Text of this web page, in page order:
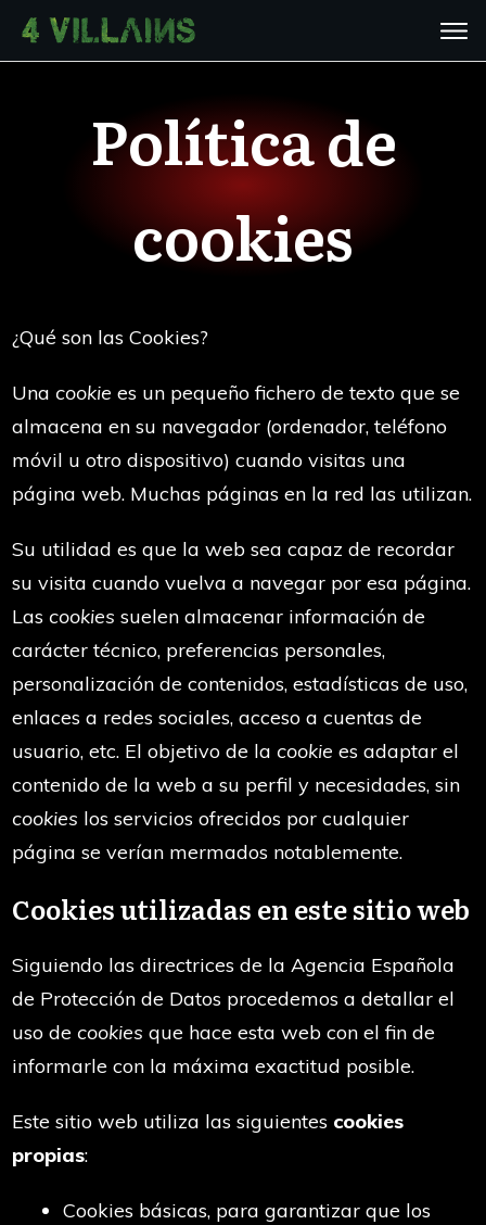
Política de
cookies
¿Qué son las Cookies?
Una cookie es un pequeño fichero de texto que se
almacena en su navegador (ordenador, teléfono
móvil u otro dispositivo) cuando visitas una
página web. Muchas páginas en la red las utilizan.
Su utilidad es que la web sea capaz de recordar
su visita cuando vuelva a navegar por esa página.
Las cookies suelen almacenar información de
carácter técnico, preferencias personales,
personalización de contenidos, estadísticas de uso,
enlaces a redes sociales, acceso a cuentas de
usuario, etc. El objetivo de la cookie es adaptar el
contenido de la web a su perfil y necesidades, sin
cookies los servicios ofrecidos por cualquier
página se verían mermados notablemente.
Cookies utilizadas en este sitio web
Siguiendo las directrices de la Agencia Española
de Protección de Datos procedemos a detallar el
uso de cookies que hace esta web con el fin de
informarle con la máxima exactitud posible.
Este sitio web utiliza las siguientes cookies
propias:
Cookies básicas, para garantizar que los